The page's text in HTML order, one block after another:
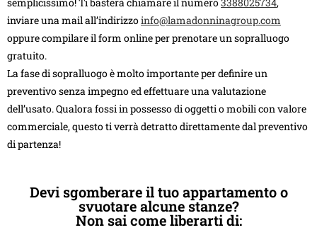
inviare una mail all’indirizzoinfo@lamadonninagroup.com
oppure compilare il form online per prenotare un sopralluogo
gratuito.
La fase di sopralluogo è molto importante per definire un
preventivo senza impegno ed effettuare una valutazione
dell’usato. Qualora fossi in possesso di oggetti o mobili con valore
commerciale, questo ti verrà detratto direttamente dal preventivo
di partenza!
Devi sgomberare il tuo appartamento o
svuotare alcune stanze?
Non sai come liberarti di: